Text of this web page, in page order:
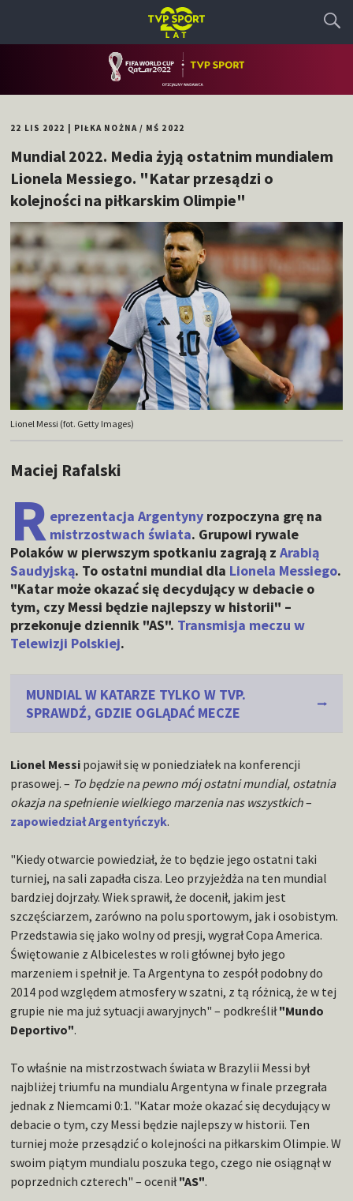
22 LIS 2022 PIŁKA NOŻNA/ MŚ 2022
Mundial 2022. Media żyją ostatnim mundialem
Lionela Messiego. "Katar przesądzi o
kolejności na piłkarskim Olimpie"
Lionel Messi (fot. Getty Images)
Maciej Rafalski
R eprezentacja Argentyny rozpoczyna grę na
mistrzostwach świata. Grupowi rywale
Polaków w pierwszym spotkaniu zagrają zArabią
Saudyjską. To ostatni mundial dla Lionela Messiego.
"Katar może okazać się decydujący w debacie o
tym, czy Messi będzie najlepszy w historii" –
przekonuje dziennik "AS". Transmisja meczu w
Telewizji Polskiej.
MUNDIAL W KATARZE TYLKO W TVP.
SPRAWDŹ, GDZIE OGLĄDAĆ MECZE
Lionel Messi pojawił się w poniedziałek na konferencji
prasowej. – To będzie na pewno mój ostatni mundial, ostatnia
okazja na spełnienie wielkiego marzenia nas wszystkich–
zapowiedział Argentyńczyk.
"Kiedy otwarcie powiedział, że to będzie jego ostatni taki
turniej, na sali zapadła cisza. Leo przyjeżdża na ten mundial
bardziej dojrzały. Wiek sprawił, że docenił, jakim jest
szczęściarzem, zarówno na polu sportowym, jak i osobistym.
Przedstawia się jako wolny od presji, wygrał Copa America.
Świętowanie z Albicelestes w roli głównej było jego
marzeniem i spełnił je. Ta Argentyna to zespół podobny do
2014 pod względem atmosfery w szatni, z tą różnicą, że w tej
grupie nie ma już sytuacji awaryjnych" – podkreślił"Mundo
Deportivo".
To właśnie na mistrzostwach świata w Brazylii Messi był
najbliżej triumfu na mundialu Argentyna w finale przegrała
jednak z Niemcami 0:1. "Katar może okazać się decydujący w
debacie o tym, czy Messi będzie najlepszy w historii. Ten
turniej może przesądzić o kolejności na piłkarskim Olimpie. W
swoim piątym mundialu poszuka tego, czego nie osiągnął w
poprzednich czterech" – ocenił"AS".